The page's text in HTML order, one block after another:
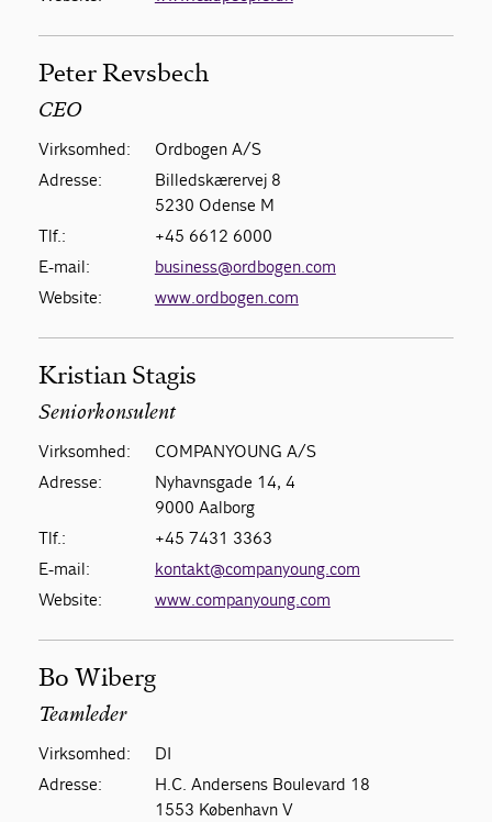
Peter Revsbech
CEO
Virksomhed:
Ordbogen A/S
Adresse:
Billedskærervej 8
5230 Odense M
Tlf.:
+45 6612 6000
E-mail:
business@ordbogen.com
Website:
www.ordbogen.com
Kristian Stagis
Seniorkonsulent
Virksomhed:
COMPANYOUNG A/S
Adresse:
Nyhavnsgade 14, 4
9000 Aalborg
Tlf.:
+45 7431 3363
E-mail:
kontakt@companyoung.com
Website:
www.companyoung.com
Bo Wiberg
Teamleder
Virksomhed:
DI
Adresse:
H.C. Andersens Boulevard 18
1553 København V